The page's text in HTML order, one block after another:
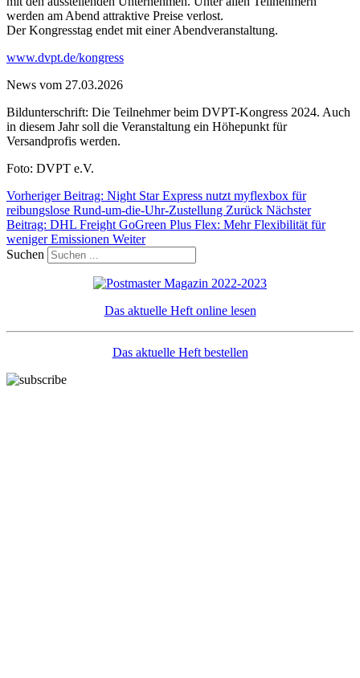
werden am Abend attraktive Preise verlost.
Der Kongresstag endet mit einer Abendveranstaltung.
www.dvpt.de/kongress
News vom 27.03.2026
Bildunterschrift: Die Teilnehmer beim DVPT-Kongress 2024. Auch
in diesem Jahr soll die Veranstaltung ein Höhepunkt für
Versandprofis werden.
Foto: DVPT e.V.
Vorheriger Beitrag: Night Star Express nutzt myflexbox für
reibungslose Rund-um-die-Uhr-Zustellung Zurück Nächster
Beitrag: DHL Freight GoGreen Plus Flex: Mehr Flexibilität für
weniger Emissionen Weiter
Suchen
Das aktuelle Heft online lesen
Das aktuelle Heft bestellen